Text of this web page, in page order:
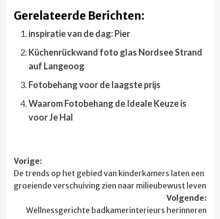
Gerelateerde Berichten:
inspiratie van de dag: Pier
Küchenrückwand foto glas Nordsee Strand
auf Langeoog
Fotobehang voor de laagste prijs
Waarom Fotobehang de Ideale Keuze is
voor Je Hal
Bericht
navigatie
Vorige:
De trends op het gebied van kinderkamers laten een
groeiende verschuiving zien naar milieubewust leven
Volgende:
Wellnessgerichte badkamerinterieurs herinneren